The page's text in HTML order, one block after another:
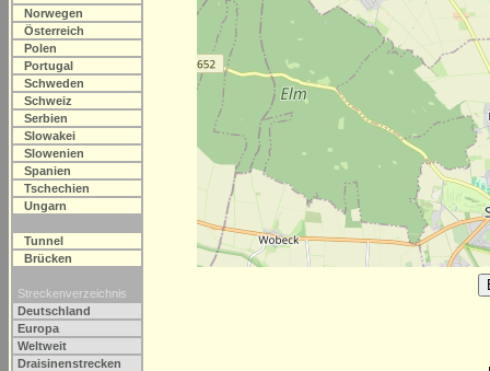
Norwegen
Österreich
Polen
Portugal
Schweden
Schweiz
Serbien
Slowakei
Slowenien
Spanien
Tschechien
Ungarn
Tunnel
Brücken
Streckenverzeichnis
Deutschland
Europa
Weltweit
Draisinenstrecken